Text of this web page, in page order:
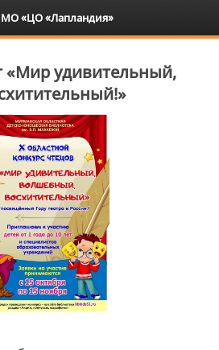
«Мир удивительный,
«ЦО «Лапландия»